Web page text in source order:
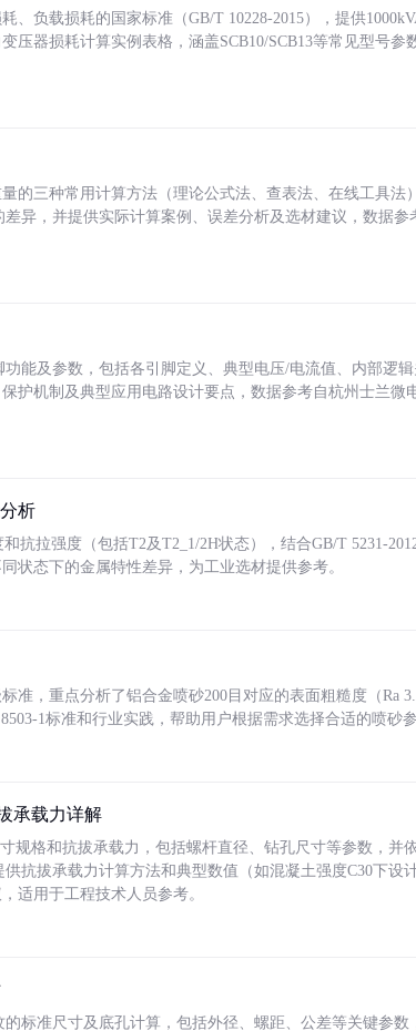
、负载损耗的国家标准（GB/T 10228-2015），提供
压器损耗计算实例表格，涵盖SCB10/SCB13等常见型号参
的三种常用计算方法（理论公式法、查表法、在线工具法
差异，并提供实际计算案例、误差分析及选材建议，数据参
功能及参数，包括各引脚定义、典型电压/电流值、内部逻
护机制及典型应用电路设计要点，数据参考自杭州士兰微
析
抗拉强度（包括T2及T2_1/2H状态），结合GB/T 5231-
状态下的金属特性差异，为工业选材提供参考。
准，重点分析了铝合金喷砂200目对应的表面粗糙度（Ra
1标准和行业实践，帮助用户根据需求选择合适的喷砂参
承载力详解
规格和抗拔承载力，包括螺杆直径、钻孔尺寸等参数，并
供抗拔承载力计算方法和典型数值（如混凝土强度C30下设
适用于工程技术人员参考。
的标准尺寸及底孔计算，包括外径、螺距、公差等关键参